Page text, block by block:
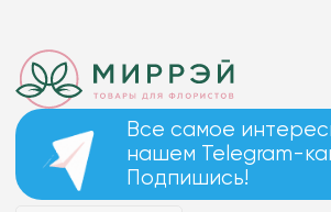
Все самое
нашем Telegram-
Подпишись!